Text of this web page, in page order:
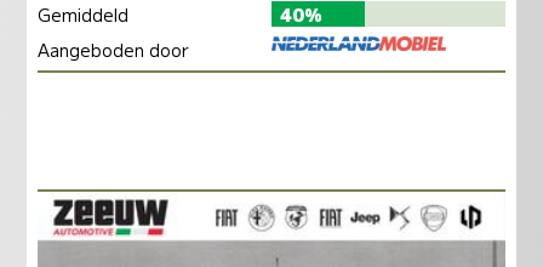
Gemiddeld
40%
Aangeboden door